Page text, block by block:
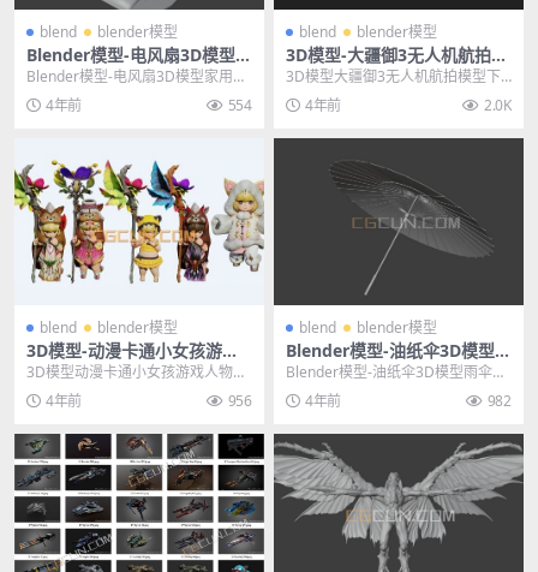
blend blender模型
Blender模型-电风扇3D模型家
用小风扇三维模型（白模）
Blender模型-电风扇3D模型家用小
风扇三维模型（白模） 其他推荐: Bl
e... 4年前 554
blend blender模型
3D模型-大疆御3无人机航拍模
型下载 MAVIC 3 CINE
3D模型大疆御3无人机航拍模型下
载 MAVIC 3 CINE 其他推荐: 3D模...
4年前 2.0K
blend blender模型
3D模型-动漫卡通小女孩游戏
人物角色模型FBX Blend C4D
3D模型动漫卡通小女孩游戏人物角
色模型FBX Blend C4D 其他推荐:
3... 4年前 956
blend blender模型
Blender模型-油纸伞3D模型雨
伞三维模型（白模）
Blender模型-油纸伞3D模型雨伞三
维模型（白模） 其他推荐: Blend
e... 4年前 982